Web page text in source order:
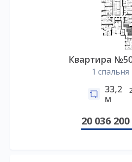
Квартира
1 спальня
33,2
м
2
20 036 200